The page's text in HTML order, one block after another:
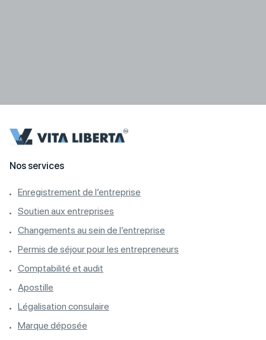
Nos services
Enregistrement de l’entreprise
Soutien aux entreprises
Changements au sein de l’entreprise
Permis de séjour pour les entrepreneurs
Comptabilité et audit
Apostille
Légalisation consulaire
Marque déposée